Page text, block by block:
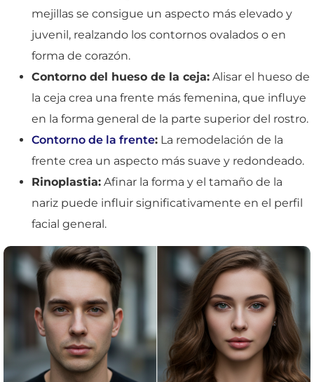
mejillas se consigue un aspecto más elevado y
juvenil, realzando los contornos ovalados o en
forma de corazón.
Contorno del hueso de la ceja: Alisar el hueso de
la ceja crea una frente más femenina, que influye
en la forma general de la parte superior del rostro.
Contorno de la frente: La remodelación de la
frente crea un aspecto más suave y redondeado.
Rinoplastia: Afinar la forma y el tamaño de la
nariz puede influir significativamente en el perfil
facial general.